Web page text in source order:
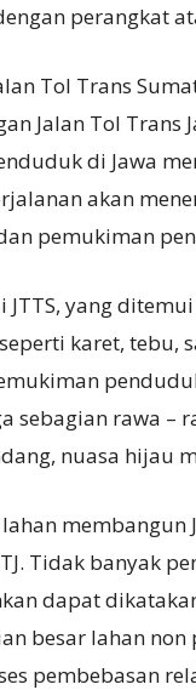
perangkat
Tol Trans
Jalan Tol Trans
di Jawa
akan
pemukiman
JTTS, yang
karet, tebu,
sebagian rawa –
nuasa hijau
membangun
Tidak banyak
dapat
besar lahan
pembebasan